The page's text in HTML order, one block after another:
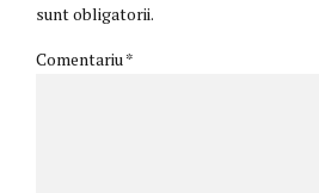
sunt obligatorii.
Comentariu *